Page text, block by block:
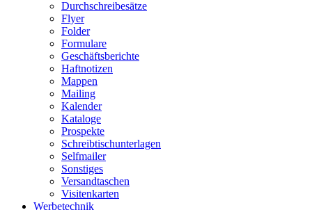
Durchschreibesätze
Flyer
Folder
Formulare
Geschäftsberichte
Haftnotizen
Mappen
Mailing
Kalender
Kataloge
Prospekte
Schreibtischunterlagen
Selfmailer
Sonstiges
Versandtaschen
Visitenkarten
Werbetechnik